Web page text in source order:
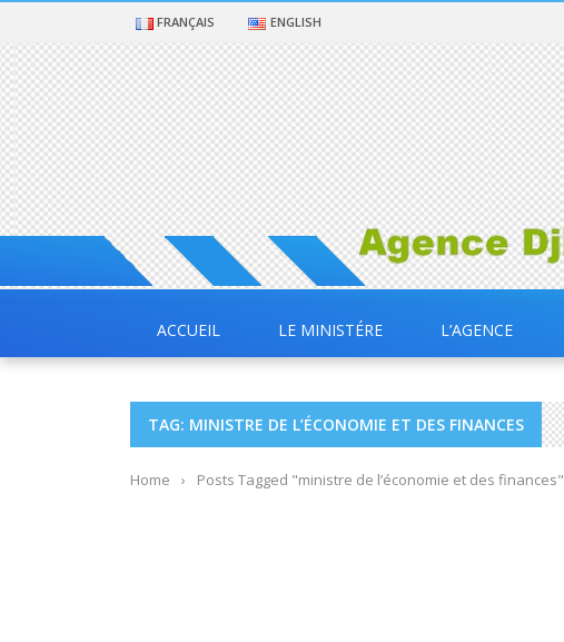
FRANÇAIS ENGLISH
ACCUEIL LE MINISTÉRE L’AGENCE
TAG: MINISTRE DE L’ÉCONOMIE ET DES FINANCES
Home › Posts Tagged "ministre de l’économie et des finances"